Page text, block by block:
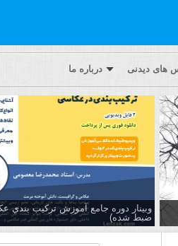
های دیدنی درباره ما
وبینار دوره جامع آموزش تركيب بندي
ضبط شده)